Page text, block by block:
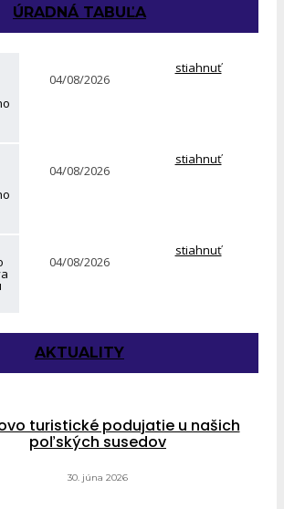
ÚRADNÁ TABUĽA
04/08/2026
stiahnuť
04/08/2026
stiahnuť
04/08/2026
stiahnuť
AKTUALITY
turistické podujatie u našich
poľských susedov
30. júna 2026